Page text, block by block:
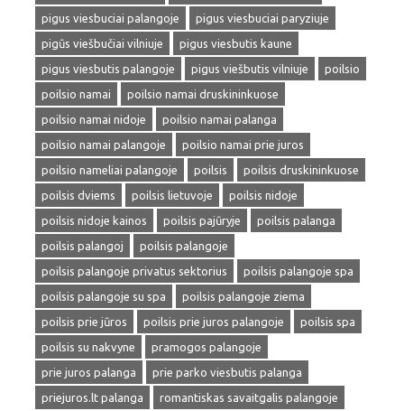
pigus viesbuciai palangoje
pigus viesbuciai paryziuje
pigūs viešbučiai vilniuje
pigus viesbutis kaune
pigus viesbutis palangoje
pigus viešbutis vilniuje
poilsio
poilsio namai
poilsio namai druskininkuose
poilsio namai nidoje
poilsio namai palanga
poilsio namai palangoje
poilsio namai prie juros
poilsio nameliai palangoje
poilsis
poilsis druskininkuose
poilsis dviems
poilsis lietuvoje
poilsis nidoje
poilsis nidoje kainos
poilsis pajūryje
poilsis palanga
poilsis palangoj
poilsis palangoje
poilsis palangoje privatus sektorius
poilsis palangoje spa
poilsis palangoje su spa
poilsis palangoje ziema
poilsis prie jūros
poilsis prie juros palangoje
poilsis spa
poilsis su nakvyne
pramogos palangoje
prie juros palanga
prie parko viesbutis palanga
priejuros.lt palanga
romantiskas savaitgalis palangoje